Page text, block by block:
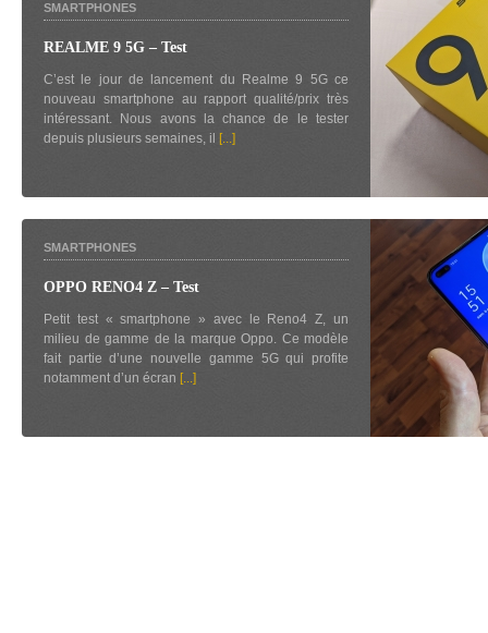
SMARTPHONES
REALME 9 5G – Test
C’est le jour de lancement du Realme 9 5G ce
nouveau smartphone au rapport qualité/prix très
intéressant. Nous avons la chance de le tester
depuis plusieurs semaines, il
[...]
SMARTPHONES
OPPO RENO4 Z – Test
Petit test « smartphone » avec le Reno4 Z, un
milieu de gamme de la marque Oppo. Ce modèle
fait partie d’une nouvelle gamme 5G qui profite
notamment d’un écran [...]